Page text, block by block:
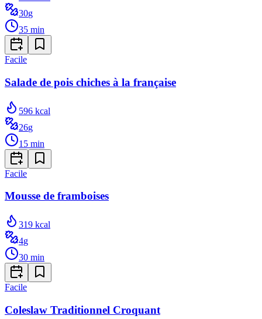
30g
35 min
Facile
Salade de pois chiches à la française
596 kcal
26g
15 min
Facile
Mousse de framboises
319 kcal
4g
30 min
Facile
Coleslaw Traditionnel Croquant